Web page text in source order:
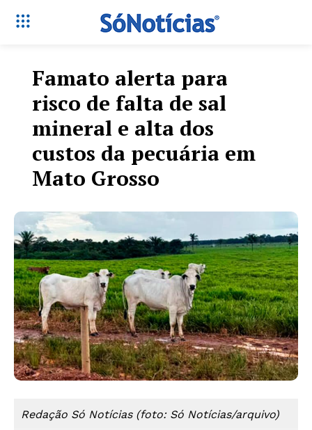
Famato alerta para
risco de falta de sal
mineral e alta dos
custos da pecuária em
Mato Grosso
Redação Só Notícias (foto: Só Notícias/arquivo)